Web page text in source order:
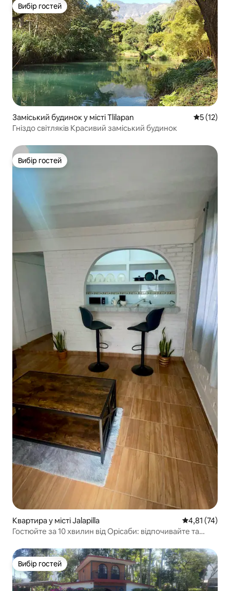
Вибір гостей
Вибір гостей
Заміський будинок у місті Tlilapan Середня
5 (12)
Гніздо світляків Красивий заміський будинок
Вибір гостей
Вибір гостей
Квартира у місті Jalapilla Середня
4,81 (74)
Гостюйте за 10 хвилин від Орісаби: відпочивайте та
Вибір гостей
Вибір гостей